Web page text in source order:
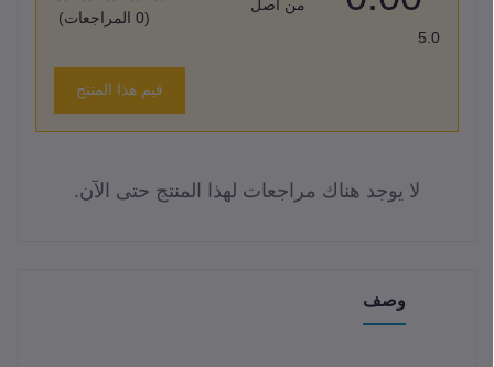
من أصل
5.0
(0 المراجعات)
قيم هذا المنتج
لا يوجد هناك مراجعات لهذا المنتج حتى الآن.
وصف